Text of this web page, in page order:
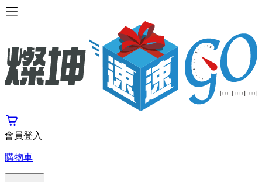
會員登入
購物車